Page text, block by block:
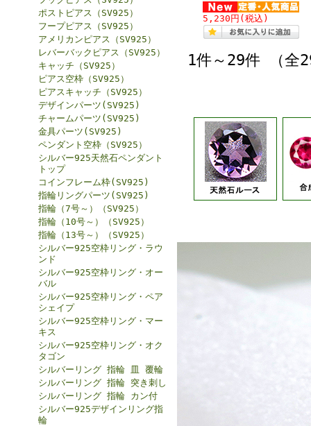
ポストピアス（SV925）
フープピアス（SV925）
アメリカンピアス（SV925）
レバーバックピアス（SV925）
キャッチ（SV925）
ピアス空枠（SV925）
ピアスキャッチ（SV925）
デザインパーツ(SV925)
チャームパーツ(SV925)
金具パーツ(SV925)
ペンダント空枠（SV925）
シルバー925天然石ペンダント
トップ
コインフレーム枠(SV925)
指輪リングパーツ(SV925)
指輪（7号～）（SV925）
指輪（10号～）（SV925）
指輪（13号～）（SV925）
シルバー925空枠リング・ラウ
ンド
シルバー925空枠リング・オー
バル
シルバー925空枠リング・ペア
シェイプ
シルバー925空枠リング・マー
キス
シルバー925空枠リング・オク
タゴン
シルバーリング 指輪 皿 覆輪
シルバーリング 指輪 突き刺し
シルバーリング 指輪 カン付
シルバー925デザインリング指
輪
5,230円 (税込)
1件～29件 （全